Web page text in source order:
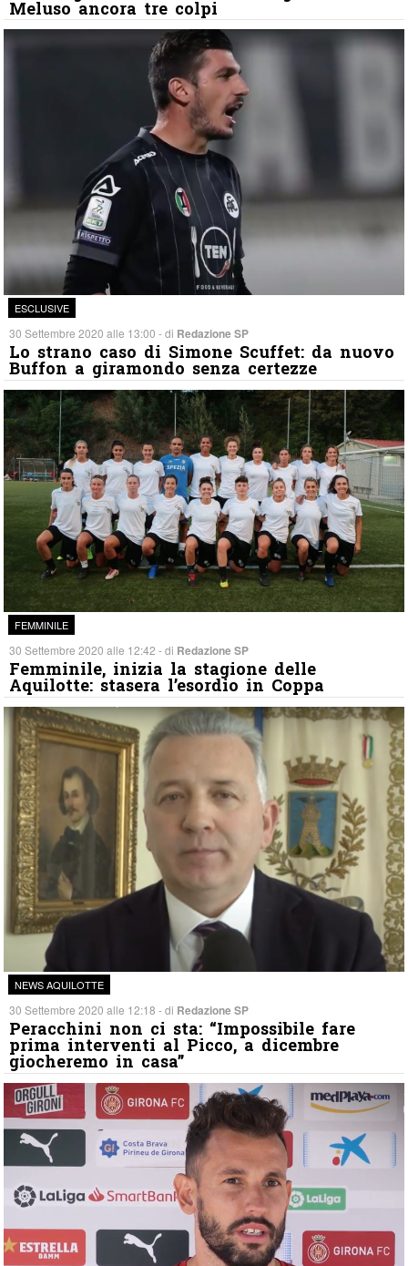
Meluso ancora tre colpi
ESCLUSIVE
30 Settembre 2020 alle 13:00 - di Redazione SP
Lo strano caso di Simone Scuffet: da nuovo
Buffon a giramondo senza certezze
FEMMINILE
30 Settembre 2020 alle 12:42 - di Redazione SP
Femminile, inizia la stagione delle
Aquilotte: stasera l’esordio in Coppa
NEWS AQUILOTTE
30 Settembre 2020 alle 12:18 - di Redazione SP
Peracchini non ci sta: “Impossibile fare
prima interventi al Picco, a dicembre
giocheremo in casa”